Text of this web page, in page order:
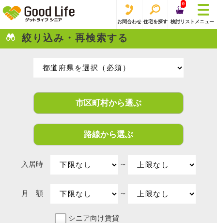
お問合わせ 住宅を探す
0
検討リスト メニュー
絞り込み・再検索する
市区町村から選ぶ
路線から選ぶ
入居時 〜
月 額 〜
シニア向け賃貸